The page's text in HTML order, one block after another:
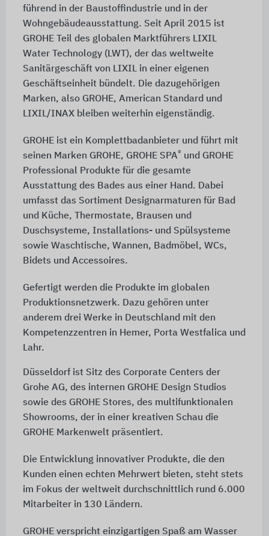
führend in der Baustoffindustrie und in der
Wohngebäudeausstattung. Seit April 2015 ist
GROHE Teil des globalen Marktführers LIXIL
Water Technology (LWT), der das weltweite
Sanitärgeschäft von LIXIL in einer eigenen
Geschäftseinheit bündelt. Die dazugehörigen
Marken, also GROHE, American Standard und
LIXIL/INAX bleiben weiterhin eigenständig.
GROHE ist ein Komplettbadanbieter und führt mit
seinen Marken GROHE, GROHE SPA® und GROHE
Professional Produkte für die gesamte
Ausstattung des Bades aus einer Hand. Dabei
umfasst das Sortiment Designarmaturen für Bad
und Küche, Thermostate, Brausen und
Duschsysteme, Installations- und Spülsysteme
sowie Waschtische, Wannen, Badmöbel, WCs,
Bidets und Accessoires.
Gefertigt werden die Produkte im globalen
Produktionsnetzwerk. Dazu gehören unter
anderem drei Werke in Deutschland mit den
Kompetenzzentren in Hemer, Porta Westfalica und
Lahr.
Düsseldorf ist Sitz des Corporate Centers der
Grohe AG, des internen GROHE Design Studios
sowie des GROHE Stores, des multifunktionalen
Showrooms, der in einer kreativen Schau die
GROHE Markenwelt präsentiert.
Die Entwicklung innovativer Produkte, die den
Kunden einen echten Mehrwert bieten, steht stets
im Fokus der weltweit durchschnittlich rund 6.000
Mitarbeiter in 130 Ländern.
GROHE verspricht einzigartigen Spaß am Wasser